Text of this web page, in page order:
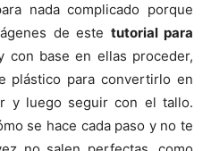
nada complicado porque
de este tutorial para
con base en ellas proceder,
plástico para convertirlo en
y luego seguir con el tallo.
se hace cada paso y no te